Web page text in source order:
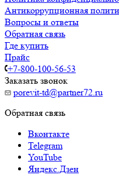
Антикоррупционная
Вопросы и ответы
Обратная связь
Где купить
Прайс
+7-800-100-56-53
Заказать звонок
porevit-td@partner72.ru
Обратная связь
Вконтакте
Telegram
YouTube
Яндекс.Дзен